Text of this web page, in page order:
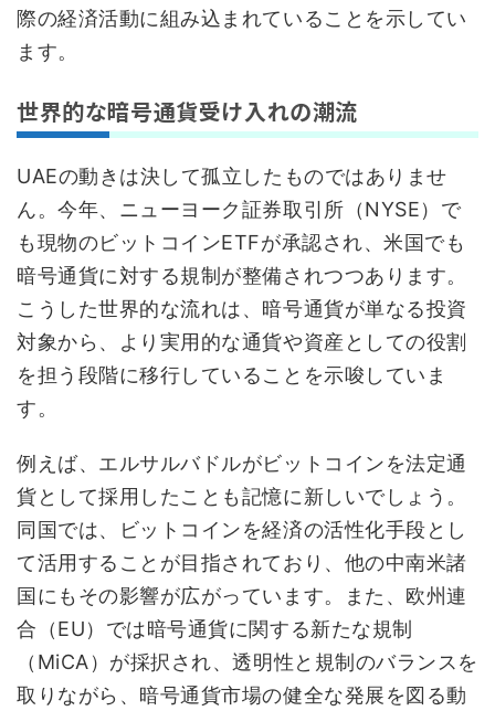
際の経済活動に組み込まれていることを示してい
ます。
世界的な暗号通貨受け入れの潮流
UAEの動きは決して孤立したものではありませ
ん。今年、ニューヨーク証券取引所（NYSE）で
も現物のビットコインETFが承認され、米国でも
暗号通貨に対する規制が整備されつつあります。
こうした世界的な流れは、暗号通貨が単なる投資
対象から、より実用的な通貨や資産としての役割
を担う段階に移行していることを示唆していま
す。
例えば、エルサルバドルがビットコインを法定通
貨として採用したことも記憶に新しいでしょう。
同国では、ビットコインを経済の活性化手段とし
て活用することが目指されており、他の中南米諸
国にもその影響が広がっています。また、欧州連
合（EU）では暗号通貨に関する新たな規制
（MiCA）が採択され、透明性と規制のバランスを
取りながら、暗号通貨市場の健全な発展を図る動